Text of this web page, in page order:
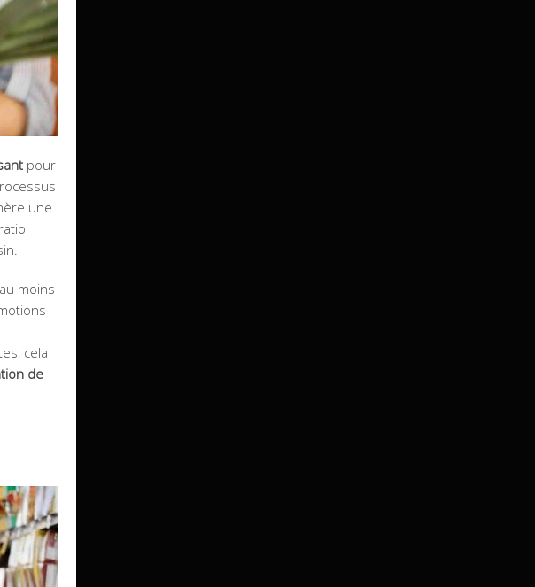
pour
une
moins
cela
de